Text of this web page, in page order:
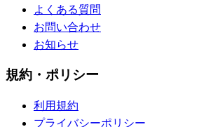
よくある質問
お問い合わせ
お知らせ
規約・ポリシー
利用規約
プライバシーポリシー